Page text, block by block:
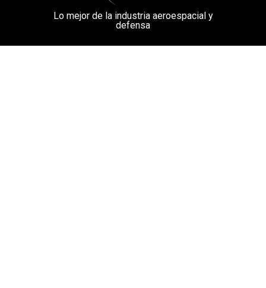
Lo mejor de la industria aeroespacial y
defensa